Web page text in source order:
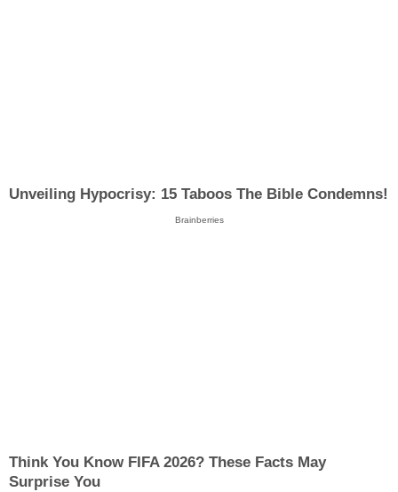
Unveiling Hypocrisy: 15 Taboos The Bible Condemns!
Brainberries
Think You Know FIFA 2026? These Facts May
Surprise You